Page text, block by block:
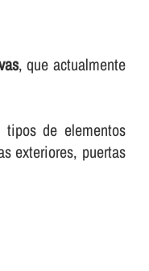
, que actualmente
de elementos
exteriores, puertas